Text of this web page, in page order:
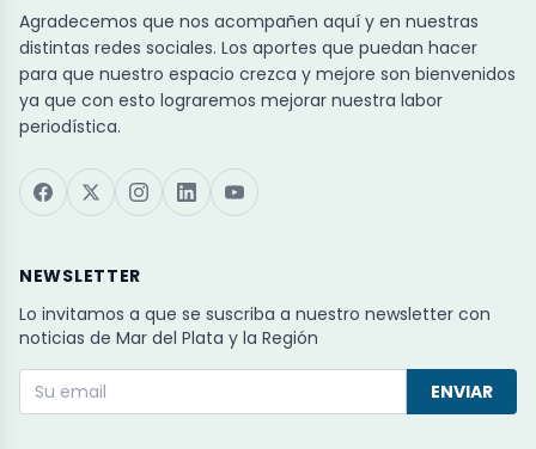
Agradecemos que nos acompañen aquí y en nuestras
distintas redes sociales. Los aportes que puedan hacer
para que nuestro espacio crezca y mejore son bienvenidos
ya que con esto lograremos mejorar nuestra labor
periodística.
NEWSLETTER
Lo invitamos a que se suscriba a nuestro newsletter con
noticias de Mar del Plata y la Región
ENVIAR